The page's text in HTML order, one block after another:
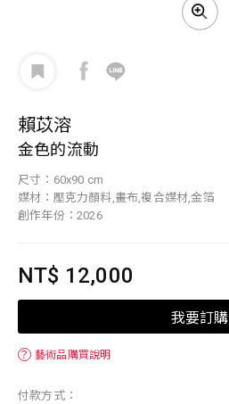
賴苡溶
金色的流動
尺寸：60x90 cm
媒材：壓克力顏料,畫布,複合媒材,金箔
創作年份：2026
NT$ 12,000
我要訂購
？ 藝術品購買說明
付款方式：